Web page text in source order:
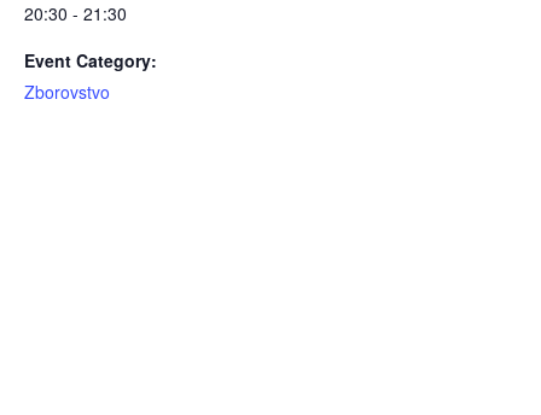
20:30 - 21:30
Event Category:
Zborovstvo